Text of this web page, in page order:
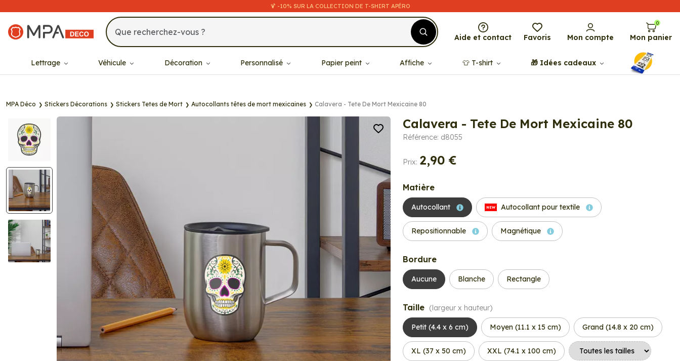
🍹 -10% SUR LA COLLECTION DE T-SHIRT APÉRO
MPA Déco
Aide et contact Favoris Mon compte
0
Mon panier
Lettrage Véhicule Décoration Personnalisé Papier peint Affiche 👕​​ T-shirt 🎁​ Idées cadeaux
MPA Déco Stickers Décorations Stickers Tetes de Mort Autocollants têtes de mort mexicaines Calavera - Tete De Mort Mexicaine 80
Calavera - Tete De Mort Mexicaine 80
Référence: d8055
Prix: 2,90 €
Matière
Autocollant NEW Autocollant pour textile
Repositionnable Magnétique
Bordure
Aucune Blanche Rectangle
Taille (largeur x hauteur)
Petit (4.4 x 6 cm) Moyen (11.1 x 15 cm) Grand (14.8 x 20 cm)
XL (37 x 50 cm) XXL (74.1 x 100 cm)